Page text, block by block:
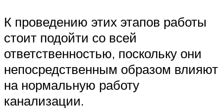
К проведению этих этапов работы
стоит подойти со всей
ответственностью, поскольку они
непосредственным образом влияют
на нормальную работу
канализации.